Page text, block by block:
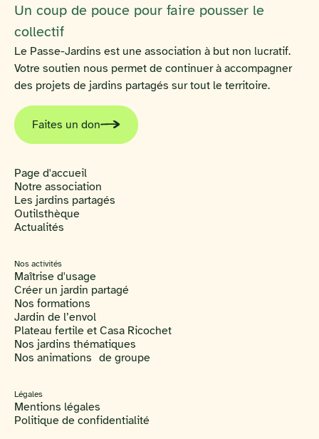
Un coup de pouce pour faire pousser le
collectif
Le Passe-Jardins est une association à but non lucratif.
Votre soutien nous permet de continuer à accompagner
des projets de jardins partagés sur tout le territoire.
Faites un don
Page d'accueil
Notre association
Les jardins partagés
Outilsthèque
Actualités
Nos activités
Maîtrise d'usage
Créer un jardin partagé
Nos formations
Jardin de l’envol
Plateau fertile et Casa Ricochet
Nos jardins thématiques
Nos animations de groupe
Légales
Mentions légales
Politique de confidentialité